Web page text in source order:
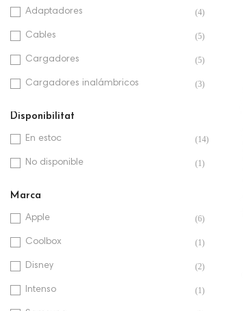
Adaptadores (4)
Cables (5)
Cargadores (5)
Cargadores inalámbricos (3)
Disponibilitat
En estoc (14)
No disponible (1)
Marca
Apple (6)
Coolbox (1)
Disney (2)
Intenso (1)